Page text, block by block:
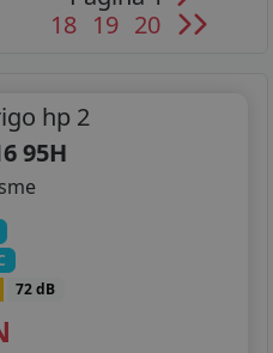
18 19 20
hp 2
95H
72 dB